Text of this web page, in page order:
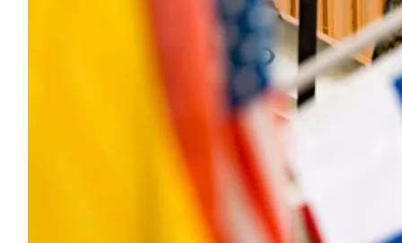
Αποζημίωση για
Αποζημίωση Άρνησης
Αποζημίωση Αεροπορικών
Παράπονα για αεροπορικές
Νομοθεσία